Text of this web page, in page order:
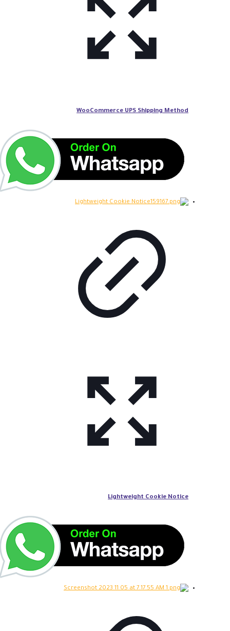
WooCommerce UPS Shipping Method
Lightweight Cookie Notice